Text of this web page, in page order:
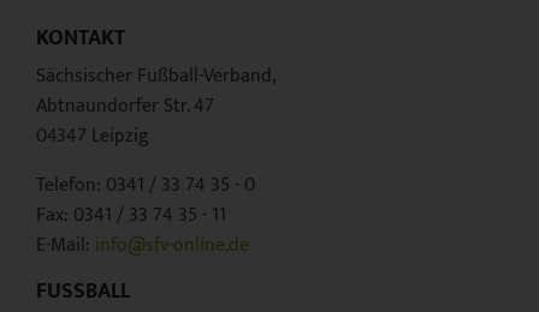
KONTAKT
Sächsischer Fußball-Verband,
Abtnaundorfer Str. 47
04347 Leipzig
Telefon: 0341 / 33 74 35 - 0
Fax: 0341 / 33 74 35 - 11
E-Mail: info@sfv-online.de
FUSSBALL